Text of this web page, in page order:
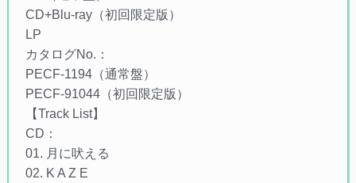
CD+Blu-ray（初回限定版）
LP
カタログNo.：
PECF-1194（通常盤）
PECF-91044（初回限定版）
【Track List】
CD：
01. 月に吠える
02. K A Z E